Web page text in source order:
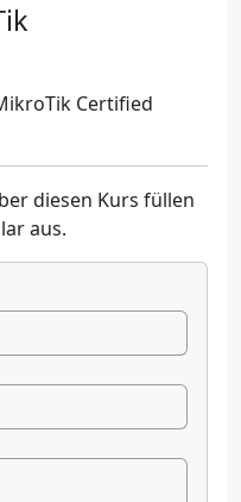
Certified
diesen Kurs füllen
aus.